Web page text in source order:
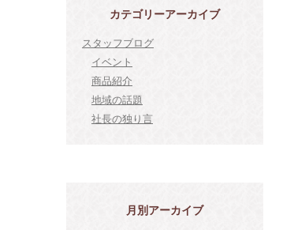
カテゴリーアーカイブ
スタッフブログ
イベント
商品紹介
地域の話題
社長の独り言
月別アーカイブ